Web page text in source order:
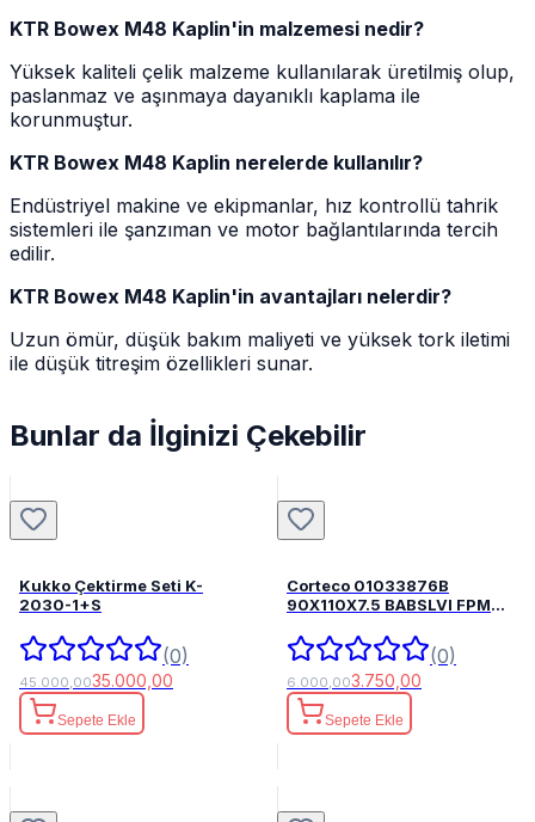
KTR Bowex M48 Kaplin'in malzemesi nedir?
Yüksek kaliteli çelik malzeme kullanılarak üretilmiş olup,
paslanmaz ve aşınmaya dayanıklı kaplama ile
korunmuştur.
KTR Bowex M48 Kaplin nerelerde kullanılır?
Endüstriyel makine ve ekipmanlar, hız kontrollü tahrik
sistemleri ile şanzıman ve motor bağlantılarında tercih
edilir.
KTR Bowex M48 Kaplin'in avantajları nelerdir?
Uzun ömür, düşük bakım maliyeti ve yüksek tork iletimi
ile düşük titreşim özellikleri sunar.
Bunlar da İlginizi Çekebilir
Kukko Çektirme Seti K-
2030-1+S
(0)
45.000,0035.000,00
Sepete Ekle
Corteco 01033876B
90X110X7.5 BABSLVI FPM
(0)
6.000,003.750,00
Sepete Ekle